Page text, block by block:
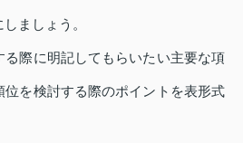
ましょう。
る際に明記してもらいたい主要な項
位を検討する際のポイントを表形式